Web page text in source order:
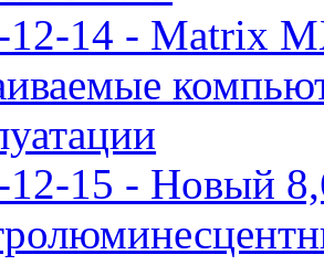
12-14 - Matrix
12-15 - Новый